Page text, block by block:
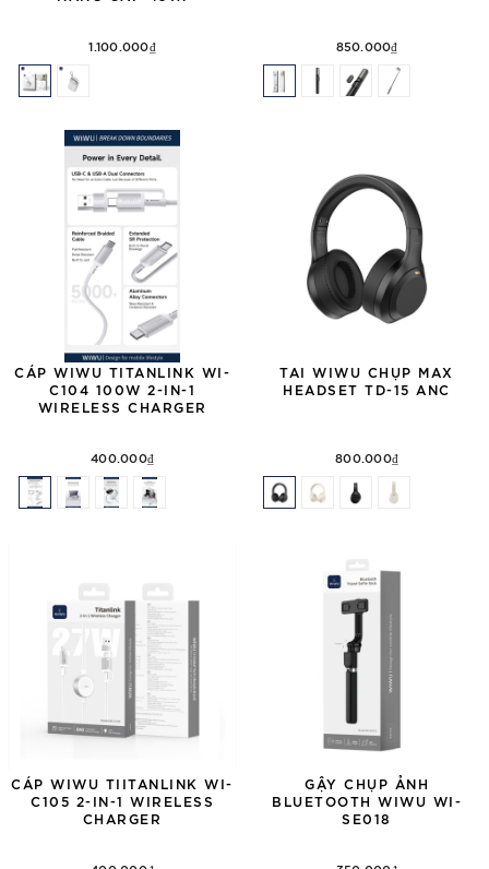
1.100.000₫ 850.000₫
CÁP WIWU TITANLINK WI-
C104 100W 2-IN-1
WIRELESS CHARGER
400.000₫
TAI WIWU CHỤP MAX
HEADSET TD-15 ANC
800.000₫
CÁP WIWU TIITANLINK WI-
C105 2-IN-1 WIRELESS
CHARGER
GẬY CHỤP ẢNH
BLUETOOTH WIWU WI-
SE018